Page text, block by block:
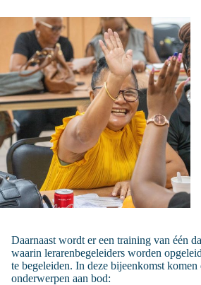
Daarnaast wordt er een training van één
waarin lerarenbegeleiders worden
te begeleiden. In deze bijeenkomst komen
onderwerpen aan bod: